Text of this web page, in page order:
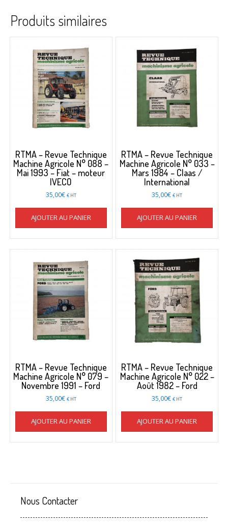
Produits similaires
RTMA – Revue Technique
Machine Agricole N° 088 –
Mai 1993 – Fiat – moteur
IVECO
35,00€ € HT
AJOUTER AU PANIER
RTMA – Revue Technique
Machine Agricole N° 033 –
Mars 1984 – Claas /
International
35,00€ € HT
AJOUTER AU PANIER
RTMA – Revue Technique
Machine Agricole N° 079 –
Novembre 1991 – Ford
35,00€ € HT
AJOUTER AU PANIER
RTMA – Revue Technique
Machine Agricole N° 022 –
Août 1982 – Ford
35,00€ € HT
AJOUTER AU PANIER
Nous Contacter